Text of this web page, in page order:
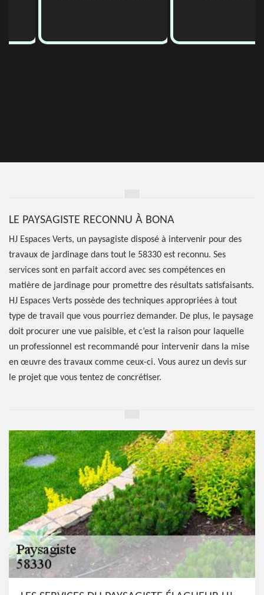
LE PAYSAGISTE RECONNU À BONA
HJ Espaces Verts, un paysagiste disposé à intervenir pour des
travaux de jardinage dans tout le 58330 est reconnu. Ses
services sont en parfait accord avec ses compétences en
matière de jardinage pour promettre des résultats satisfaisants.
HJ Espaces Verts possède des techniques appropriées à tout
type de travail que vous pourriez demander. De plus, le paysage
doit procurer une vue paisible, et c’est la raison pour laquelle
un professionnel est recommandé pour intervenir dans la mise
en œuvre des travaux comme ceux-ci. Vous aurez un devis sur
le projet que vous tentez de concrétiser.